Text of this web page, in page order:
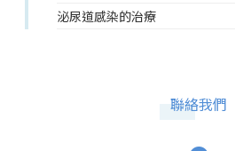
泌尿道感染的治療
聯絡我們